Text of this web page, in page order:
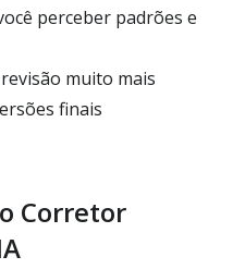
perceber padrões e
muito mais
finais
Corretor